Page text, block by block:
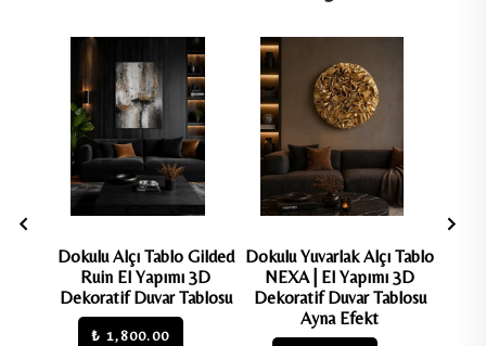
Dokulu Alçı Tablo Gilded
Ruin El Yapımı 3D
Dekoratif Duvar Tablosu
₺ 1,800.00
Dokulu Yuvarlak Alçı Tablo
NEXA | El Yapımı 3D
Dekoratif Duvar Tablosu
Ayna Efekt